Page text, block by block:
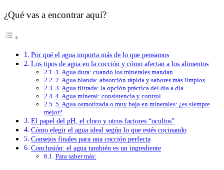
¿Qué vas a encontrar aquí?
Por qué el agua importa más de lo que pensamos
Los tipos de agua en la cocción y cómo afectan a los alimentos
1. Agua dura: cuando los minerales mandan
2. Agua blanda: absorción rápida y sabores más limpios
3. Agua filtrada: la opción práctica del día a día
4. Agua mineral: consistencia y control
5. Agua osmotizada o muy baja en minerales: ¿es siempre
mejor?
El papel del pH, el cloro y otros factores “ocultos”
Cómo elegir el agua ideal según lo que estés cocinando
Consejos finales para una cocción perfecta
Conclusión: el agua también es un ingrediente
Para saber más: